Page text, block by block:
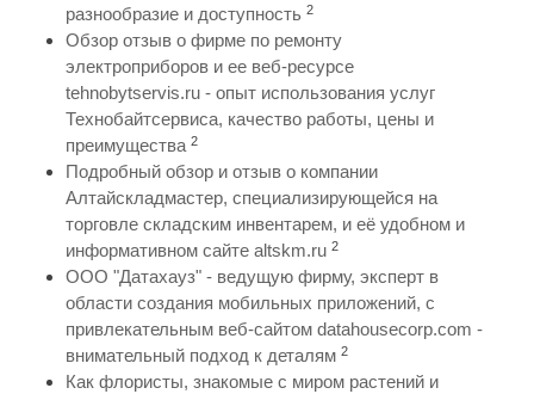
разнообразие и доступность 2
Обзор отзыв о фирме по ремонту
электроприборов и ее веб-ресурсе
tehnobytservis.ru - опыт использования услуг
Технобайтсервиса, качество работы, цены и
преимущества 2
Подробный обзор и отзыв о компании
Алтайскладмастер, специализирующейся на
торговле складским инвентарем, и её удобном и
информативном сайте altskm.ru 2
ООО "Датахауз" - ведущую фирму, эксперт в
области создания мобильных приложений, с
привлекательным веб-сайтом datahousecorp.com -
внимательный подход к деталям 2
Как флористы, знакомые с миром растений и